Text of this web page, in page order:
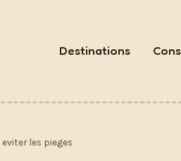
Destinations
eviter les pieges